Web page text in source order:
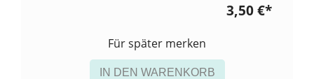
3,50 €*
Für später merken
IN DEN WARENKORB